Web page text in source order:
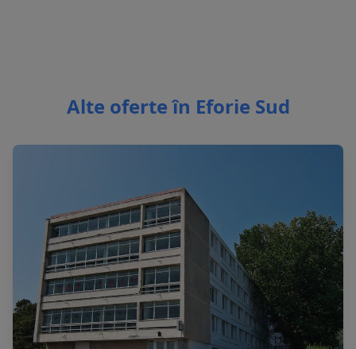
Alte oferte în Eforie Sud